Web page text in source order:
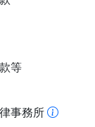
等
事務所